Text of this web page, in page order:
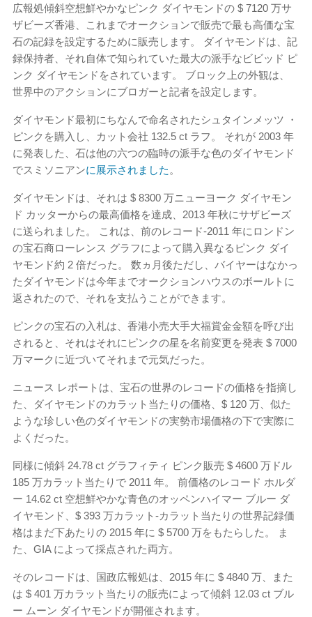
広報処傾斜空想鮮やかなピンク ダイヤモンドの $ 7120 万サ
ザビーズ香港、これまでオークションで販売で最も高価な宝
石の記録を設定するために販売します。 ダイヤモンドは、記
録保持者、それ自体で知られていた最大の派手なビビッド ピ
ンク ダイヤモンドをされています。 ブロック上の外観は、
世界中のアクションにブロガーと記者を設定します。
ダイヤモンド最初にちなんで命名されたシュタインメッツ ・
ピンクを購入し、カット会社 132.5 ct ラフ。 それが 2003 年
に発表した、石は他の六つの臨時の派手な色のダイヤモンド
でスミソニアンに展示されました 。
ダイヤモンドは、それは $ 8300 万ニューヨーク ダイヤモン
ド カッターからの最高価格を達成、2013 年秋にサザビーズ
に送られました。 これは、前のレコード-2011 年にロンドン
の宝石商ローレンス グラフによって購入異なるピンク ダイ
ヤモンド約 2 倍だった。 数ヵ月後ただし、バイヤーはなかっ
たダイヤモンドは今年までオークションハウスのボールトに
返されたので、それを支払うことができます。
ピンクの宝石の入札は、香港小売大手大福賞金金額を呼び出
されると、それはそれにピンクの星を名前変更を発表 $ 7000
万マークに近づいてそれまで元気だった。
ニュース レポートは、宝石の世界のレコードの価格を指摘し
た、ダイヤモンドのカラット当たりの価格、$ 120 万、似た
ような珍しい色のダイヤモンドの実勢市場価格の下で実際に
よくだった。
同様に傾斜 24.78 ct グラフィティ ピンク販売 $ 4600 万ドル
185 万カラット当たりで 2011 年。 前価格のレコード ホルダ
ー 14.62 ct 空想鮮やかな青色のオッペンハイマー ブルー ダ
イヤモンド、$ 393 万カラット-カラット当たりの世界記録価
格はまだ下あたりの 2015 年に $ 5700 万をもたらした。 ま
た、GIA によって採点された両方。
そのレコードは、国政広報処は、2015 年に $ 4840 万、また
は $ 401 万カラット当たりの販売によって傾斜 12.03 ct ブル
ー ムーン ダイヤモンドが開催されます。